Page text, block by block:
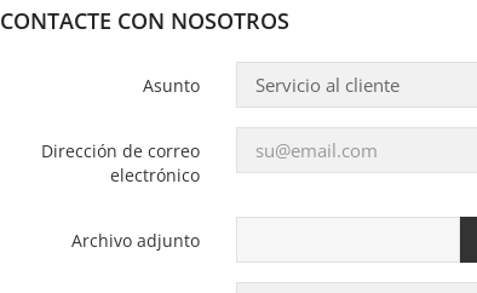
CONTACTE CON NOSOTROS
Asunto
Dirección de correo
electrónico
Archivo adjunto